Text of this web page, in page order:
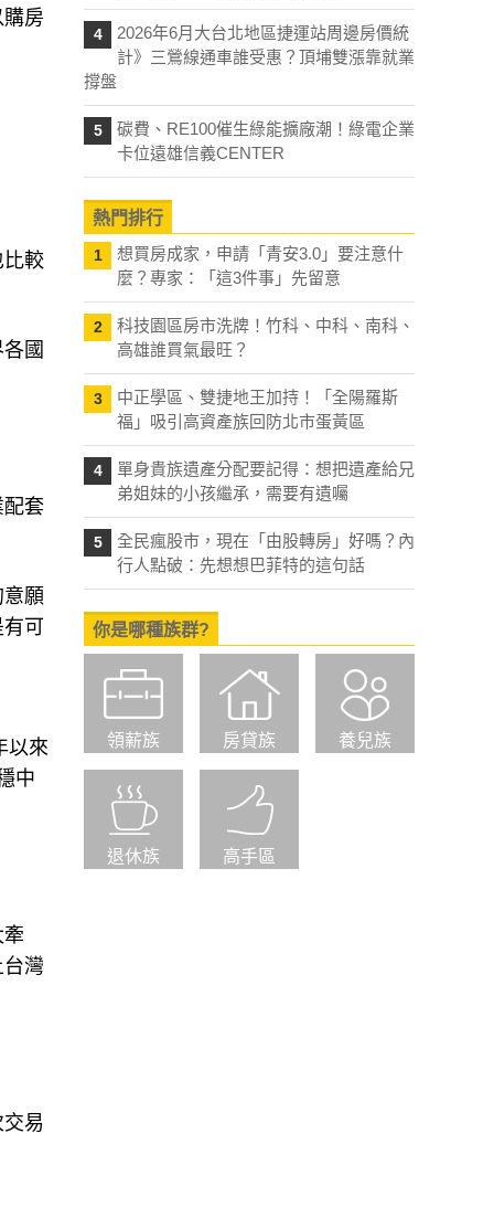
房
比較
國
配套
願
可
以來
中
灣
易
4
2026年6月大台北地區捷運站周邊房價統
計》三鶯線通車誰受惠？頂埔雙漲靠就業
撐盤
5
碳費、RE100催生綠能擴廠潮！綠電企業
卡位遠雄信義CENTER
熱門排行
1
想買房成家，申請「青安3.0」要注意什
麼？專家：「這3件事」先留意
2
科技園區房市洗牌！竹科、中科、南科、
高雄誰買氣最旺？
3
中正學區、雙捷地王加持！「全陽羅斯
福」吸引高資產族回防北市蛋黃區
4
單身貴族遺產分配要記得：想把遺產給兄
弟姐妹的小孩繼承，需要有遺囑
5
全民瘋股市，現在「由股轉房」好嗎？內
行人點破：先想想巴菲特的這句話
你是哪種族群?
領薪族 房貸族 養兒族
退休族 高手區